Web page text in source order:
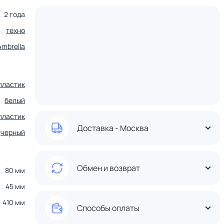
2 года
техно
белый
черный
80 мм
45 мм
410 мм
Доставка - Москва
Обмен и возврат
Способы оплаты